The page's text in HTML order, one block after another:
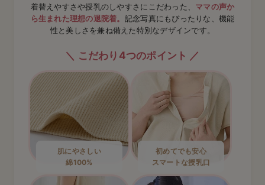
着替えやすさや授乳のしやすさにこだわった、 ママの声か
ら生まれた理想の退院着。 記念写真にもぴったりな、 機能
性と美しさを兼ね備えた特別なデザインです。
こだわり4つのポイント
肌にやさしい
綿100%
初めてでも安心
スマートな授乳口